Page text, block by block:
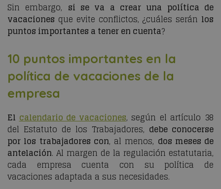
Sin embargo, si se va a crear una política de
vacaciones que evite conflictos, ¿cuáles serán los
puntos importantes a tener en cuenta?
10 puntos importantes en la
política de vacaciones de la
empresa
Elcalendario de vacaciones, según el artículo 38
del Estatuto de los Trabajadores, debe conocerse
por los trabajadores con, al menos, dos meses de
antelación. Al margen de la regulación estatutaria,
cada empresa cuenta con su política de
vacaciones adaptada a sus necesidades.